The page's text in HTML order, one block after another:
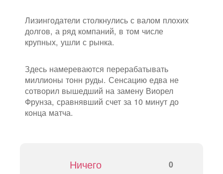
Лизингодатели столкнулись с валом плохих
долгов, а ряд компаний, в том числе
крупных, ушли с рынка.
Здесь намереваются перерабатывать
миллионы тонн руды. Сенсацию едва не
сотворил вышедший на замену Виорел
Фрунза, сравнявший счет за 10 минут до
конца матча.
Ничего 0